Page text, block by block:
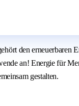
den erneuerbaren
an! Energie für
gestalten.